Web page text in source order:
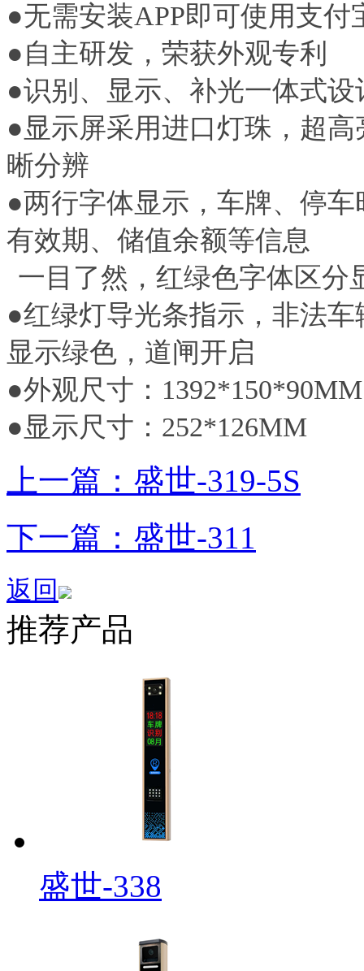
●无需安装APP即可使用支付
●自主研发，荣获外观专利
●识别、显示、补光一体式
●显示屏采用进口灯珠，超
晰分辨
●两行字体显示，车牌、停
有效期、储值余额等信息
一目了然，红绿色字体区分
●红绿灯导光条指示，非法
显示绿色，道闸开启
●外观尺寸：1392*150*90MM
●显示尺寸：252*126MM
上一篇：盛世-319-5S
下一篇：盛世-311
返回
推荐产品
盛世-338